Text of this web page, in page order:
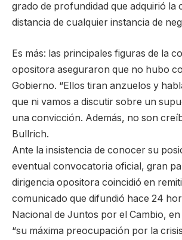
grado de profundidad que adquirió la
distancia de cualquier instancia de
Es más: las principales figuras de la
opositora aseguraron que no hubo
Gobierno. “Ellos tiran anzuelos y
que ni vamos a discutir sobre un
una convicción. Además, no son
Bullrich.
Ante la insistencia de conocer su
eventual convocatoria oficial, gran
dirigencia opositora coincidió en
comunicado que difundió hace 24
Nacional de Juntos por el Cambio,
“su máxima preocupación por la